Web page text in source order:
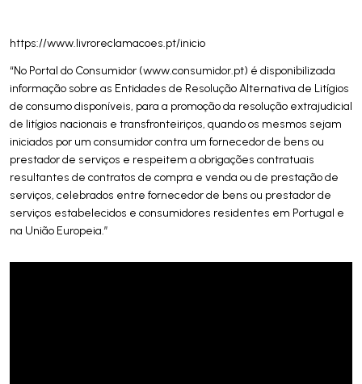
https://www.livroreclamacoes.pt/inicio
“No Portal do Consumidor (www.consumidor.pt) é disponibilizada
informação sobre as Entidades de Resolução Alternativa de Litígios
de consumo disponíveis, para a promoção da resolução extrajudicial
de litígios nacionais e transfronteiriços, quando os mesmos sejam
iniciados por um consumidor contra um fornecedor de bens ou
prestador de serviços e respeitem a obrigações contratuais
resultantes de contratos de compra e venda ou de prestação de
serviços, celebrados entre fornecedor de bens ou prestador de
serviços estabelecidos e consumidores residentes em Portugal e
na União Europeia.”